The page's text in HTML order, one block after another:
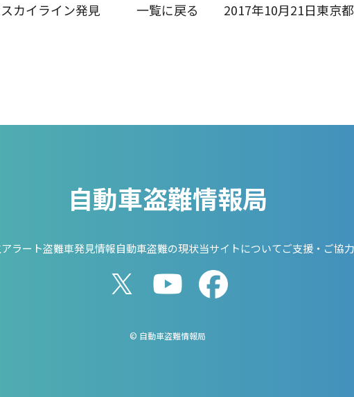
カイライン発見 一覧に戻る 2017年10月21日東京
自動車盗難情報局
ラート盗難車発見情報自動車盗難の現状当サイトについてご支援・ご協
© 自動車盗難情報局